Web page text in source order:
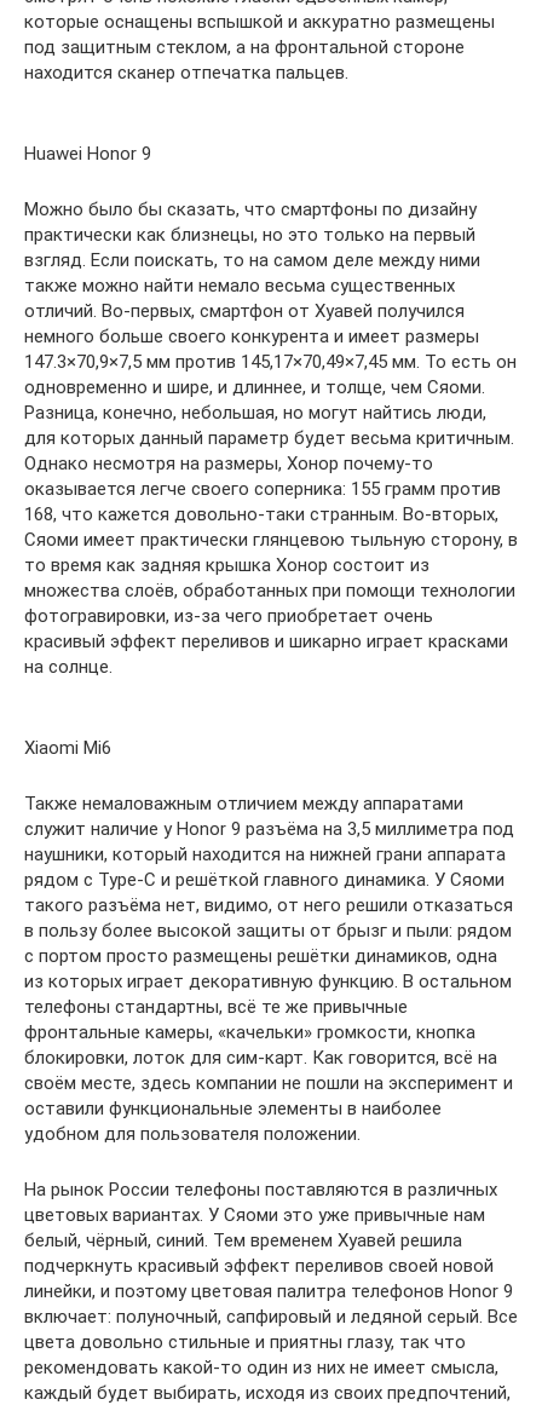
которые оснащены вспышкой и аккуратно размещены
под защитным стеклом, а на фронтальной стороне
находится сканер отпечатка пальцев.
Huawei Honor 9
Можно было бы сказать, что смартфоны по дизайну
практически как близнецы, но это только на первый
взгляд. Если поискать, то на самом деле между ними
также можно найти немало весьма существенных
отличий. Во-первых, смартфон от Хуавей получился
немного больше своего конкурента и имеет размеры
147.3×70,9×7,5 мм против 145,17×70,49×7,45 мм. То есть он
одновременно и шире, и длиннее, и толще, чем Сяоми.
Разница, конечно, небольшая, но могут найтись люди,
для которых данный параметр будет весьма критичным.
Однако несмотря на размеры, Хонор почему-то
оказывается легче своего соперника: 155 грамм против
168, что кажется довольно-таки странным. Во-вторых,
Сяоми имеет практически глянцевою тыльную сторону, в
то время как задняя крышка Хонор состоит из
множества слоёв, обработанных при помощи технологии
фотогравировки, из-за чего приобретает очень
красивый эффект переливов и шикарно играет красками
на солнце.
Xiaomi Mi6
Также немаловажным отличием между аппаратами
служит наличие у Honor 9 разъёма на 3,5 миллиметра под
наушники, который находится на нижней грани аппарата
рядом с Type-C и решёткой главного динамика. У Сяоми
такого разъёма нет, видимо, от него решили отказаться
в пользу более высокой защиты от брызг и пыли: рядом
с портом просто размещены решётки динамиков, одна
из которых играет декоративную функцию. В остальном
телефоны стандартны, всё те же привычные
фронтальные камеры, «качельки» громкости, кнопка
блокировки, лоток для сим-карт. Как говорится, всё на
своём месте, здесь компании не пошли на эксперимент и
оставили функциональные элементы в наиболее
удобном для пользователя положении.
На рынок России телефоны поставляются в различных
цветовых вариантах. У Сяоми это уже привычные нам
белый, чёрный, синий. Тем временем Хуавей решила
подчеркнуть красивый эффект переливов своей новой
линейки, и поэтому цветовая палитра телефонов Honor 9
включает: полуночный, сапфировый и ледяной серый. Все
цвета довольно стильные и приятны глазу, так что
рекомендовать какой-то один из них не имеет смысла,
каждый будет выбирать, исходя из своих предпочтений,